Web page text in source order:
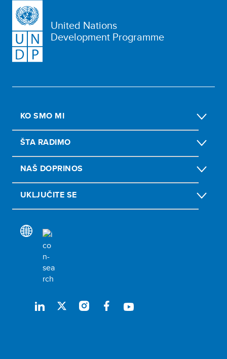
United Nations
Development Programme
KO SMO MI
ŠTA RADIMO
NAŠ DOPRINOS
UKLJUČITE SE